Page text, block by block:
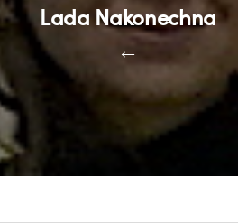
←
Lada Nakonechna